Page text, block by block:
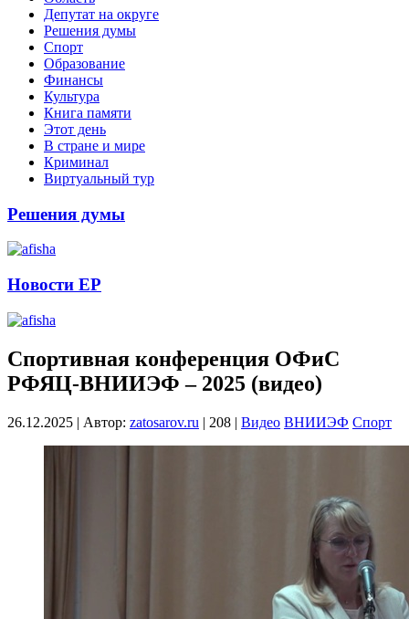
Депутат на округе
Решения думы
Спорт
Образование
Финансы
Культура
Книга памяти
Этот день
В стране и мире
Криминал
Виртуальный тур
Решения думы
Новости ЕР
Спортивная конференция ОФиС
РФЯЦ-ВНИИЭФ – 2025 (видео)
26.12.2025 | Автор: zatosarov.ru | 208 | Видео ВНИИЭФ Спорт